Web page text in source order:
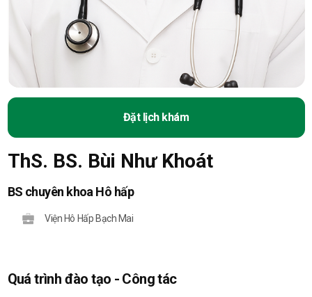
Đặt lịch khám
ThS. BS. Bùi Như Khoát
BS chuyên khoa Hô hấp
Viện Hô Hấp Bạch Mai
Quá trình đào tạo - Công tác